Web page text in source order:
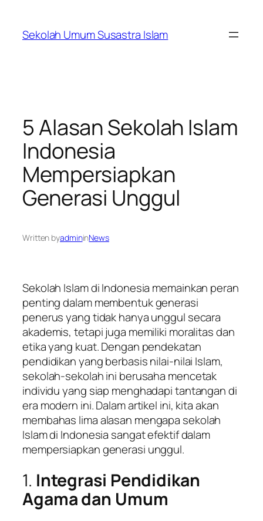
content
Sekolah Umum Susastra Islam
5 Alasan Sekolah Islam
Indonesia
Mempersiapkan
Generasi Unggul
Written byadmininNews
Sekolah Islam di Indonesia memainkan peran
penting dalam membentuk generasi
penerus yang tidak hanya unggul secara
akademis, tetapi juga memiliki moralitas dan
etika yang kuat. Dengan pendekatan
pendidikan yang berbasis nilai-nilai Islam,
sekolah-sekolah ini berusaha mencetak
individu yang siap menghadapi tantangan di
era modern ini. Dalam artikel ini, kita akan
membahas lima alasan mengapa sekolah
Islam di Indonesia sangat efektif dalam
mempersiapkan generasi unggul.
1. Integrasi Pendidikan
Agama dan Umum